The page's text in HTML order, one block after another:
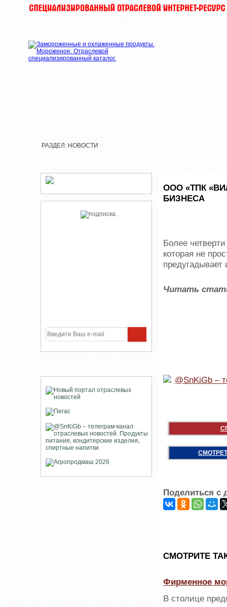
РАЗДЕЛ: НОВОСТИ
ООО «ТПК
БИЗНЕСА
Более
которая не
Читать
Поделиться с
CМОТРИТЕ
Фирменное
В столице